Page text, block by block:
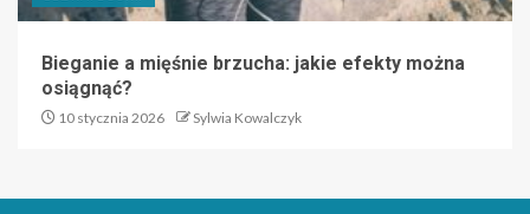
Bieganie a mięśnie brzucha: jakie efekty można
osiągnąć?
10 stycznia 2026 Sylwia Kowalczyk